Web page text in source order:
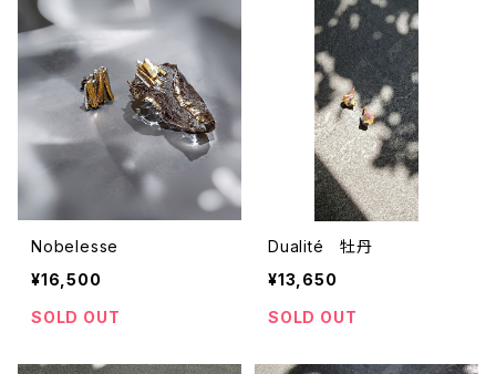
Nobelesse
¥16,500
SOLD OUT
Dualité 牡丹
¥13,650
SOLD OUT